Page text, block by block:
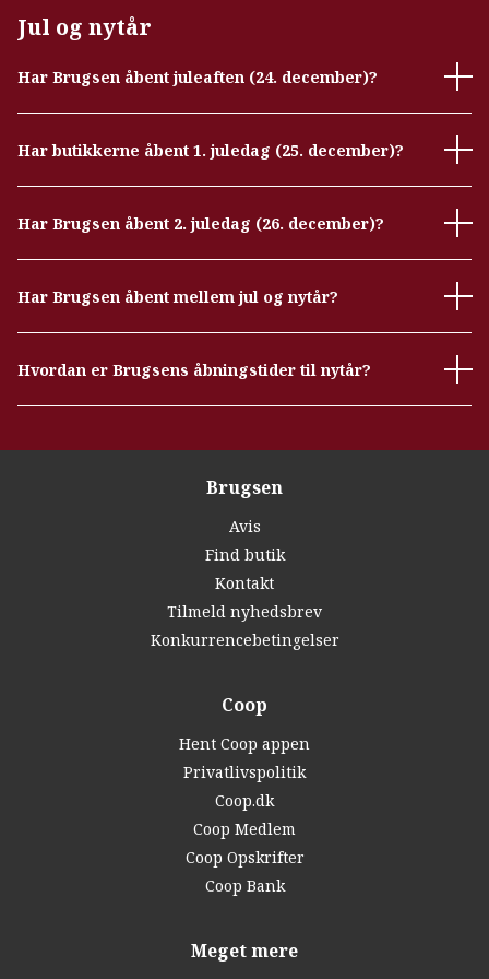
Jul og nytår
Har Brugsen åbent juleaften (24. december)?
Har butikkerne åbent 1. juledag (25. december)?
Har Brugsen åbent 2. juledag (26. december)?
Har Brugsen åbent mellem jul og nytår?
Hvordan er Brugsens åbningstider til nytår?
Brugsen
Avis
Find butik
Kontakt
Tilmeld nyhedsbrev
Konkurrencebetingelser
Coop
Hent Coop appen
Privatlivspolitik
Coop.dk
Coop Medlem
Coop Opskrifter
Coop Bank
Meget mere